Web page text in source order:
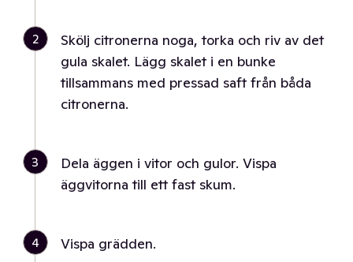
2
Skölj citronerna noga, torka och riv av det
gula skalet. Lägg skalet i en bunke
tillsammans med pressad saft från båda
citronerna.
3
Dela äggen i vitor och gulor. Vispa
äggvitorna till ett fast skum.
4 Vispa grädden.